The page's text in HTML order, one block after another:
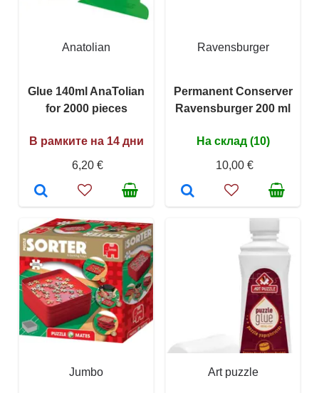
Anatolian
Glue 140ml AnaTolian
for 2000 pieces
В рамките на 14 дни
6,20 €
Ravensburger
Permanent Conserver
Ravensburger 200 ml
На склад (10)
10,00 €
Jumbo Art puzzle